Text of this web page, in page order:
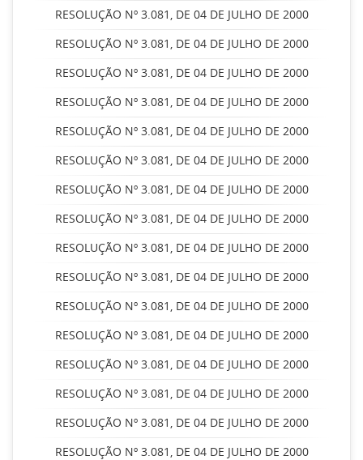
RESOLUÇÃO Nº 3.081, DE 04 DE JULHO DE 2000
RESOLUÇÃO Nº 3.081, DE 04 DE JULHO DE 2000
RESOLUÇÃO Nº 3.081, DE 04 DE JULHO DE 2000
RESOLUÇÃO Nº 3.081, DE 04 DE JULHO DE 2000
RESOLUÇÃO Nº 3.081, DE 04 DE JULHO DE 2000
RESOLUÇÃO Nº 3.081, DE 04 DE JULHO DE 2000
RESOLUÇÃO Nº 3.081, DE 04 DE JULHO DE 2000
RESOLUÇÃO Nº 3.081, DE 04 DE JULHO DE 2000
RESOLUÇÃO Nº 3.081, DE 04 DE JULHO DE 2000
RESOLUÇÃO Nº 3.081, DE 04 DE JULHO DE 2000
RESOLUÇÃO Nº 3.081, DE 04 DE JULHO DE 2000
RESOLUÇÃO Nº 3.081, DE 04 DE JULHO DE 2000
RESOLUÇÃO Nº 3.081, DE 04 DE JULHO DE 2000
RESOLUÇÃO Nº 3.081, DE 04 DE JULHO DE 2000
RESOLUÇÃO Nº 3.081, DE 04 DE JULHO DE 2000
RESOLUÇÃO Nº 3.081, DE 04 DE JULHO DE 2000